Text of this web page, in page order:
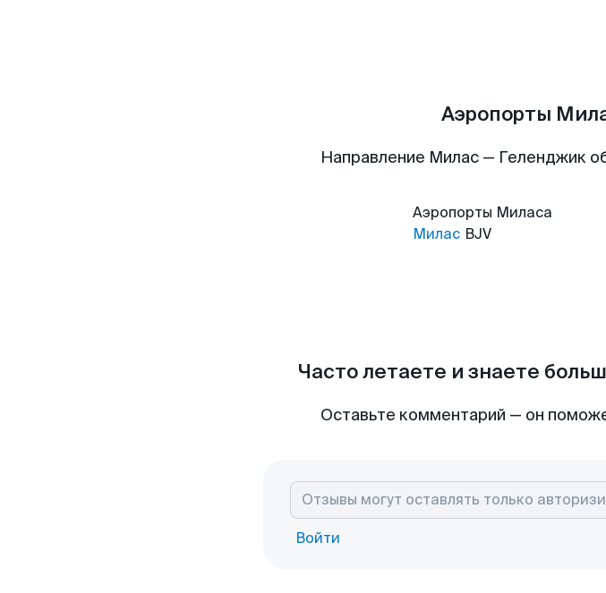
Аэропорты
Направление Милас — Геленджик
Аэропорты Миласа
Милас BJV
Часто летаете и знаете
Оставьте комментарий — он
Войти